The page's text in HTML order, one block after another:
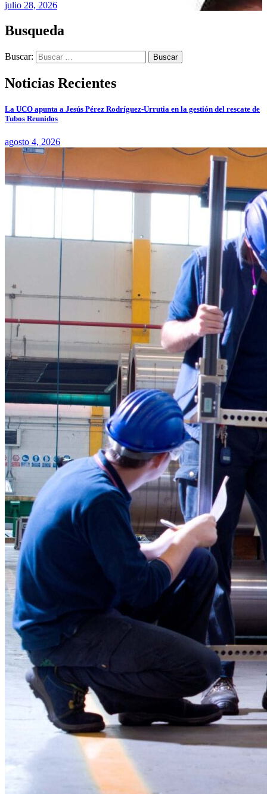
julio 28, 2026
Busqueda
Buscar:
Noticias Recientes
La UCO apunta a Jesús Pérez Rodríguez-Urrutia en la gestión del rescate de
Tubos Reunidos
agosto 4, 2026